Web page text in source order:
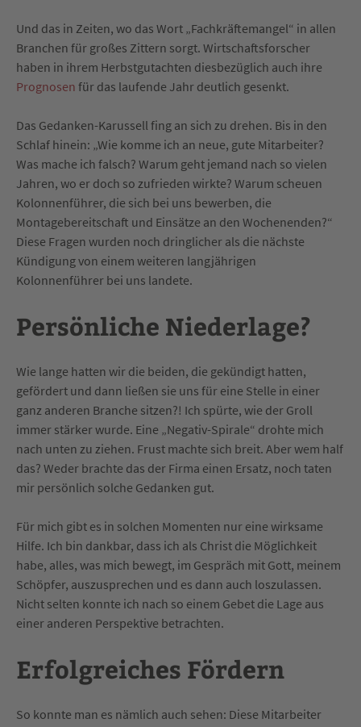
Und das in Zeiten, wo das Wort „Fachkräftemangel“ in allen
Branchen für großes Zittern sorgt. Wirtschaftsforscher
haben in ihrem Herbstgutachten diesbezüglich auch ihre
Prognosen für das laufende Jahr deutlich gesenkt.
Das Gedanken-Karussell fing an sich zu drehen. Bis in den
Schlaf hinein: „Wie komme ich an neue, gute Mitarbeiter?
Was mache ich falsch? Warum geht jemand nach so vielen
Jahren, wo er doch so zufrieden wirkte? Warum scheuen
Kolonnenführer, die sich bei uns bewerben, die
Montagebereitschaft und Einsätze an den Wochenenden?“
Diese Fragen wurden noch dringlicher als die nächste
Kündigung von einem weiteren langjährigen
Kolonnenführer bei uns landete.
Persönliche Niederlage?
Wie lange hatten wir die beiden, die gekündigt hatten,
gefördert und dann ließen sie uns für eine Stelle in einer
ganz anderen Branche sitzen?! Ich spürte, wie der Groll
immer stärker wurde. Eine „Negativ-Spirale“ drohte mich
nach unten zu ziehen. Frust machte sich breit. Aber wem half
das? Weder brachte das der Firma einen Ersatz, noch taten
mir persönlich solche Gedanken gut.
Für mich gibt es in solchen Momenten nur eine wirksame
Hilfe. Ich bin dankbar, dass ich als Christ die Möglichkeit
habe, alles, was mich bewegt, im Gespräch mit Gott, meinem
Schöpfer, auszusprechen und es dann auch loszulassen.
Nicht selten konnte ich nach so einem Gebet die Lage aus
einer anderen Perspektive betrachten.
Erfolgreiches Fördern
So konnte man es nämlich auch sehen: Diese Mitarbeiter